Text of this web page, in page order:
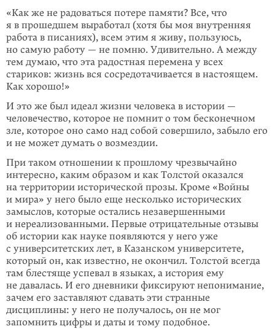
«Как же не радоваться потере памяти? Все, что
я в прошедшем вырабо­тал (хотя бы моя внутренняя
работа в писаниях), всем этим я живу, поль­зуюсь,
но самую работу — не помню. Удивительно. А между
тем думаю, что эта радостная перемена у всех
стариков: жизнь вся сосредо­тачивается в настоящем.
Как хорошо!»
И это же был идеал жизни человека в истории —
человечество, которое не пом­нит о том бесконечном
зле, которое оно само над собой совершило, забыло его
и не может думать о возмездии.
При таком отношении к прошлому чрезвычайно
интересно, каким образом и как Толстой оказался
на территории исторической прозы. Кроме «Войны
и ми­ра» у него было еще несколько исторических
замыслов, которые остались незавершенными
и нереализованными. Первые отрицательные отзывы
об ис­то­рии как науке появляются у него уже
с университетских лет, в Казан­ском университете,
который он, как известно, не окончил. Толстой всегда
там бле­стяще успевал в языках, а история ему
не давалась. И его дневники фикси­руют непонимание,
зачем его заставляют сдавать эти странные
дисциплины: у него не получалось, он не мог
запомнить цифры и даты и тому подобное.